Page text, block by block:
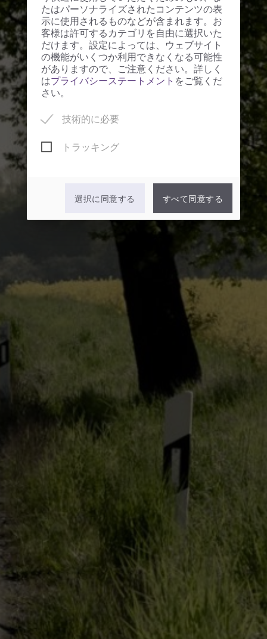
たはパーソナライズされたコンテンツの表
示に使用されるものなどが含まれます。お
客様は許可するカテゴリを自由に選択いた
だけます。設定によっては、ウェブサイト
の機能がいくつか利用できなくなる可能性
がありますので、ご注意ください。詳しく
はプライバシーステートメント をご覧くだ
さい。
技術的に必要
トラッキング
選択に同意する すべて同意する
(ビオ プラネット）です